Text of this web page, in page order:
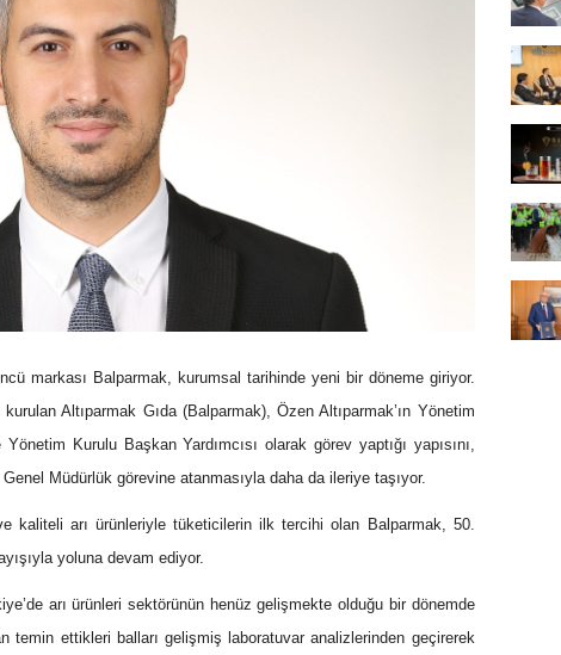
markası Balparmak, kurumsal tarihinde yeni bir döneme giriyor.
Altıparmak Gıda (Balparmak), Özen Altıparmak’ın Yönetim
Kurulu Başkan Yardımcısı olarak görev yaptığı yapısını,
Müdürlük görevine atanmasıyla daha da ileriye taşıyor.
kaliteli arı ürünleriyle tüketicilerin ilk tercihi olan Balparmak, 50.
yoluna devam ediyor.
arı ürünleri sektörünün henüz gelişmekte olduğu bir dönemde
temin ettikleri balları gelişmiş laboratuvar analizlerinden geçirerek